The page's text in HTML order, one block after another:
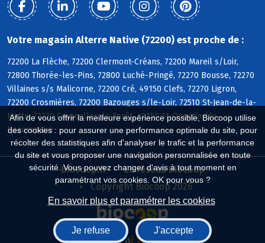
Afin de vous offrir la meilleure expérience possible, Biocoop utilise
des cookies : pour assurer une performance optimale du site, pour
récolter des statistiques afin d'analyser le trafic et la performance
du site et vous proposer une navigation personnalisée en toute
sécurité. Vous pouvez changer d'avis à tout moment en
paramétrant vos cookies. OK pour vous ?
En savoir plus et paramétrer les cookies
Je refuse J'accepte
Votre magasin Alterre Native (72200) est proche de :
72200 La Flèche, 72200 Clermont-Créans, 72200 Mareil s/Loir,
72800 Thorée-les-Pins, 72800 Luché-Pringé, 72270 Bousse, 72270
Villaines s/s Malicorne, 72200 Cré, 49150 Clefs, 72270 Ligron,
72200 Crosmières, 72200 Bazouges s/le-Loir, 72510 St-Jean-de-la-
Motte, 72270 Courcelles-la-Forêt, 49150 St-Quentin-lès-
Beaurepaire
Biocoop.fr
Le réseau Biocoop
Copyright Biocoop 2026